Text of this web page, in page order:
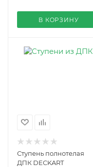
В КОРЗИНУ
Ступень полнотелая
ДПК DECKART